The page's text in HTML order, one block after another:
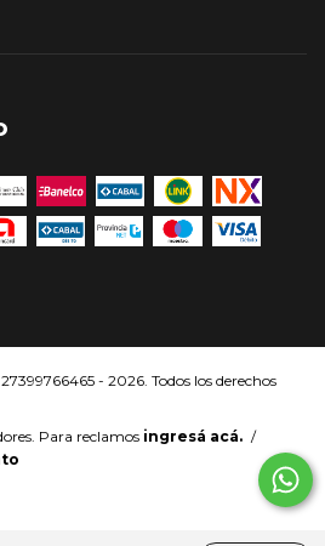
- 2026. Todos los derechos
Para reclamos ingresá acá. /